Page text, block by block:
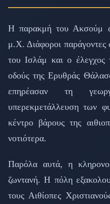
Η παρακμή του Ακσούμ
μ.Χ. Διάφοροι
του Ισλάμ και ο έλεγχος
οδούς της Ερυθράς
επηρέασαν τη
υπερεκμετάλλευση των
κέντρο βάρους της
νοτιότερα.
Παρόλα αυτά, η
ζωντανή. Η πόλη
τους Αιθίοπες